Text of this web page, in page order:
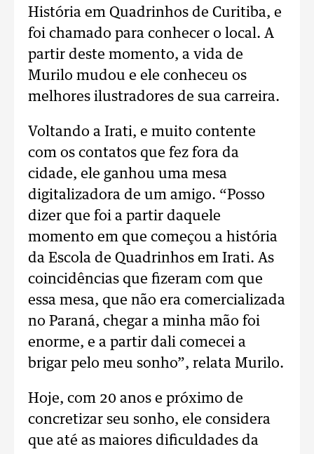
História em Quadrinhos de Curitiba, e
foi chamado para conhecer o local. A
partir deste momento, a vida de
Murilo mudou e ele conheceu os
melhores ilustradores de sua carreira.
Voltando a Irati, e muito contente
com os contatos que fez fora da
cidade, ele ganhou uma mesa
digitalizadora de um amigo. “Posso
dizer que foi a partir daquele
momento em que começou a história
da Escola de Quadrinhos em Irati. As
coincidências que fizeram com que
essa mesa, que não era comercializada
no Paraná, chegar a minha mão foi
enorme, e a partir dali comecei a
brigar pelo meu sonho”, relata Murilo.
Hoje, com 20 anos e próximo de
concretizar seu sonho, ele considera
que até as maiores dificuldades da